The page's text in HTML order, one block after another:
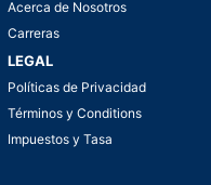
Acerca de Nosotros
Carreras
LEGAL
Políticas de Privacidad
Términos y Conditions
Impuestos y Tasa